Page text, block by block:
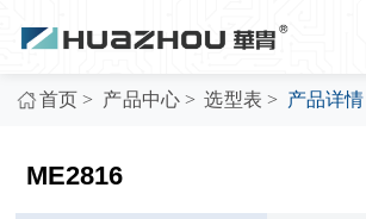
首页 > 产品中心 > 选型表 > 产品详情
ME2816